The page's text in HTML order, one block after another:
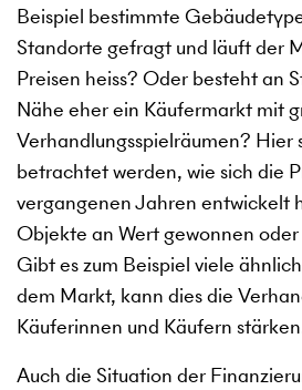
Beispiel bestimmte
Standorte gefragt und läuft der
Preisen heiss? Oder besteht an
Nähe eher ein Käufermarkt mit
Verhandlungsspielräumen? Hier
betrachtet werden, wie sich die
vergangenen Jahren entwickelt
Objekte an Wert gewonnen
Gibt es zum Beispiel viele
dem Markt, kann dies die
Käuferinnen und Käufern
Auch die Situation der